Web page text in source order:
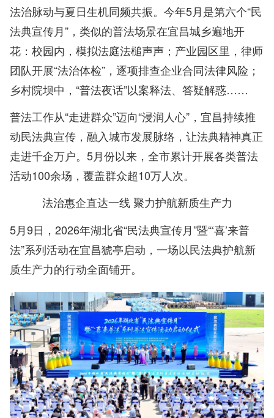
法治脉动与夏日生机同频共振。今年5月是第六个“民
法典宣传月”，类似的普法场景在宜昌城乡遍地开
花：校园内，模拟法庭法槌声声；产业园区里，律师
团队开展“法治体检”，逐项排查企业合同法律风险；
乡村院坝中，“普法夜话”以案释法、答疑解惑……
普法工作从“走进群众”迈向“浸润人心”，宜昌持续推
动民法典宣传，融入城市发展脉络，让法典精神真正
走进千企万户。5月份以来，全市累计开展各类普法
活动100余场，覆盖群众超10万人次。
法治惠企直达一线 聚力护航新质生产力
5月9日，2026年湖北省“民法典宣传月”暨“‘喜’来普
法”系列活动在宜昌猇亭启动，一场以民法典护航新
质生产力的行动全面铺开。